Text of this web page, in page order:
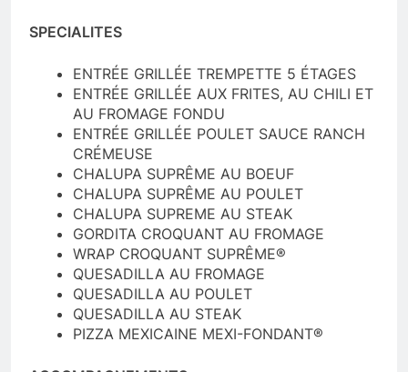
SPECIALITES
ENTRÉE GRILLÉE TREMPETTE 5 ÉTAGES
ENTRÉE GRILLÉE AUX FRITES, AU CHILI ET
AU FROMAGE FONDU
ENTRÉE GRILLÉE POULET SAUCE RANCH
CRÉMEUSE
CHALUPA SUPRÊME AU BOEUF
CHALUPA SUPRÊME AU POULET
CHALUPA SUPREME AU STEAK
GORDITA CROQUANT AU FROMAGE
WRAP CROQUANT SUPRÊME®
QUESADILLA AU FROMAGE
QUESADILLA AU POULET
QUESADILLA AU STEAK
PIZZA MEXICAINE MEXI-FONDANT®